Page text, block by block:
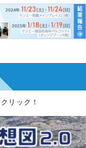
リック！